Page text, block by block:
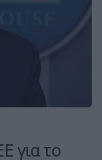
για το